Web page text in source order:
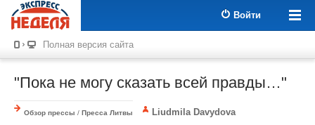
Войти
Полная версия сайта
"Пока не могу сказать всей правды…"
Обзор прессы / Пресса Литвы Liudmila Davydova